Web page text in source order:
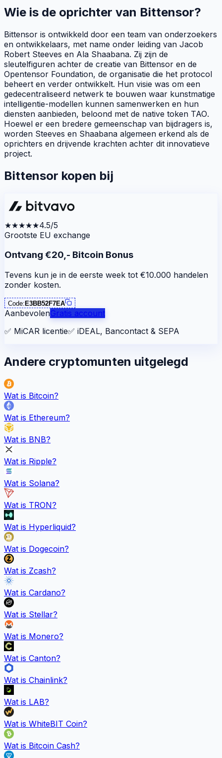
Wie is de oprichter van Bittensor?
Bittensor is ontwikkeld door een team van onderzoekers
en ontwikkelaars, met name onder leiding van Jacob
Robert Steeves en Ala Shaabana. Zij zijn de
sleutelfiguren achter de creatie van Bittensor en de
Opentensor Foundation, de organisatie die het protocol
beheert en verder ontwikkelt. Hun visie was om een
gedecentraliseerd netwerk te bouwen waar kunstmatige
intelligentie-modellen kunnen samenwerken en hun
diensten aanbieden, beloond met de native token TAO.
Hoewel er een bredere gemeenschap van bijdragers is,
worden Steeves en Shaabana algemeen erkend als de
oprichters en drijvende krachten achter dit innovatieve
project.
Bittensor kopen bij
★★★★★4.5/5
Grootste EU exchange
Ontvang €20,- Bitcoin Bonus
Tevens kun je in de eerste week tot €10.000 handelen
zonder kosten.
Code: E3BB52F7EA
AanbevolenGratis account
✅ MiCAR licentie✅ iDEAL, Bancontact & SEPA
Andere cryptomunten uitgelegd
Wat is Bitcoin?
Wat is Ethereum?
Wat is BNB?
Wat is Ripple?
Wat is Solana?
Wat is TRON?
Wat is Hyperliquid?
Wat is Dogecoin?
Wat is Zcash?
Wat is Cardano?
Wat is Stellar?
Wat is Monero?
Wat is Canton?
Wat is Chainlink?
Wat is LAB?
Wat is WhiteBIT Coin?
Wat is Bitcoin Cash?